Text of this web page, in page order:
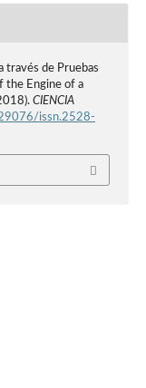
través de Pruebas
the Engine of a
CIENCIA
issn.2528-